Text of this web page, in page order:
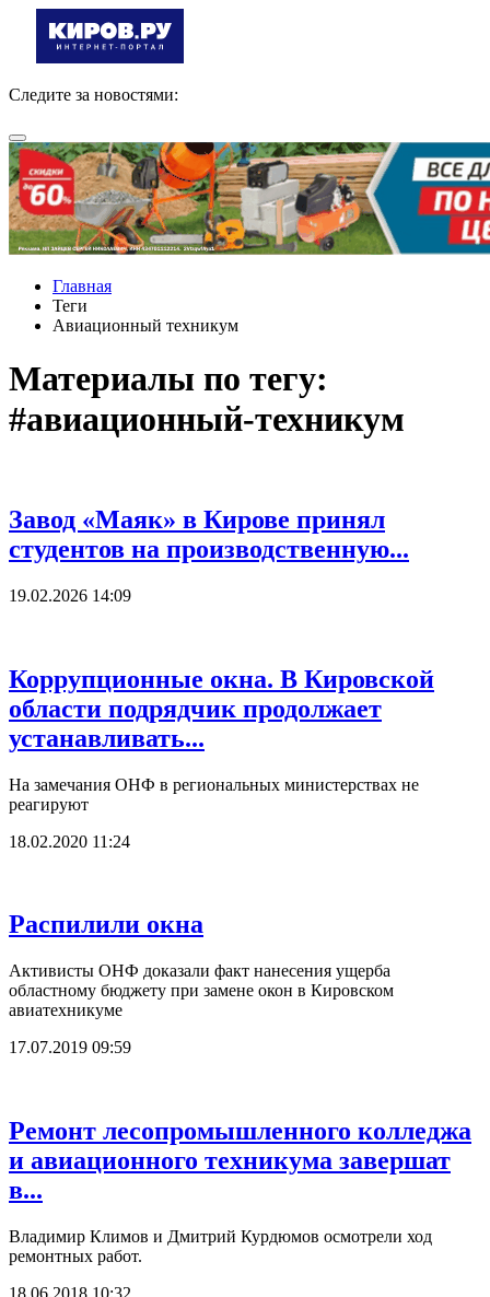
Следите за новостями:
Главная
Теги
Авиационный техникум
Материалы по тегу:
#авиационный-техникум
Завод «Маяк» в Кирове принял
студентов на производственную...
19.02.2026 14:09
Коррупционные окна. В Кировской
области подрядчик продолжает
устанавливать...
На замечания ОНФ в региональных министерствах не
реагируют
18.02.2020 11:24
Распилили окна
Активисты ОНФ доказали факт нанесения ущерба
областному бюджету при замене окон в Кировском
авиатехникуме
17.07.2019 09:59
Ремонт лесопромышленного колледжа
и авиационного техникума завершат
в...
Владимир Климов и Дмитрий Курдюмов осмотрели ход
ремонтных работ.